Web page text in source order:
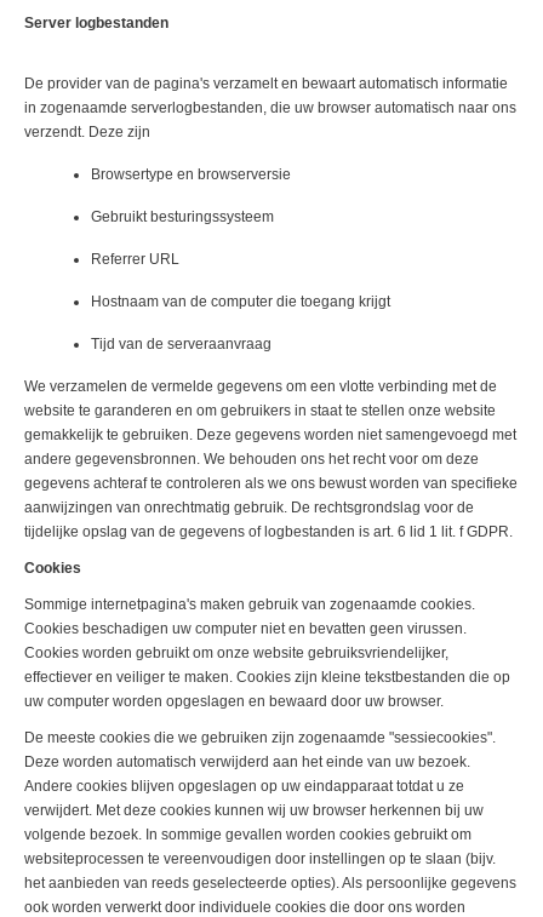
Server logbestanden
De provider van de pagina's verzamelt en bewaart automatisch informatie
in zogenaamde serverlogbestanden, die uw browser automatisch naar ons
verzendt. Deze zijn
Browsertype en browserversie
Gebruikt besturingssysteem
Referrer URL
Hostnaam van de computer die toegang krijgt
Tijd van de serveraanvraag
We verzamelen de vermelde gegevens om een vlotte verbinding met de
website te garanderen en om gebruikers in staat te stellen onze website
gemakkelijk te gebruiken. Deze gegevens worden niet samengevoegd met
andere gegevensbronnen. We behouden ons het recht voor om deze
gegevens achteraf te controleren als we ons bewust worden van specifieke
aanwijzingen van onrechtmatig gebruik. De rechtsgrondslag voor de
tijdelijke opslag van de gegevens of logbestanden is art. 6 lid 1 lit. f GDPR.
Cookies
Sommige internetpagina's maken gebruik van zogenaamde cookies.
Cookies beschadigen uw computer niet en bevatten geen virussen.
Cookies worden gebruikt om onze website gebruiksvriendelijker,
effectiever en veiliger te maken. Cookies zijn kleine tekstbestanden die op
uw computer worden opgeslagen en bewaard door uw browser.
De meeste cookies die we gebruiken zijn zogenaamde "sessiecookies".
Deze worden automatisch verwijderd aan het einde van uw bezoek.
Andere cookies blijven opgeslagen op uw eindapparaat totdat u ze
verwijdert. Met deze cookies kunnen wij uw browser herkennen bij uw
volgende bezoek. In sommige gevallen worden cookies gebruikt om
websiteprocessen te vereenvoudigen door instellingen op te slaan (bijv.
het aanbieden van reeds geselecteerde opties). Als persoonlijke gegevens
ook worden verwerkt door individuele cookies die door ons worden